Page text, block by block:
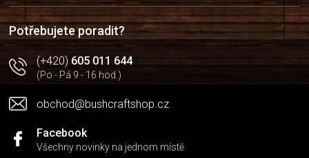
t
í
Potřebujete poradit?
(+420)605 011 644
(Po - Pá 9 - 16 hod.)
obchod@bushcraftshop.cz
Facebook
Všechny novinky na jednom místě